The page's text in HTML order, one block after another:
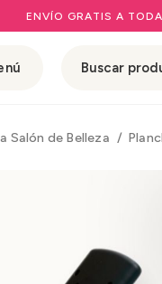
ENVÍO GRATIS A
Salón de Belleza